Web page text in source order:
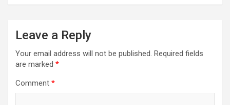
Leave a Reply
Your email address will not be published. Required fields
are marked *
Comment *